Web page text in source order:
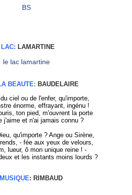
LAMARTINE
BEAUTE: BAUDELAIRE
ciel ou de l'enfer, qu'importe,
énorme, effrayant, ingénu !
ton pied, m'ouvrent la porte
j'aime et n'ai jamais connu ?
qu'importe ? Ange ou Sirène,
- fée aux yeux de velours,
lueur, ô mon unique reine ! -
et les instants moins lourds ?
: RIMBAUD